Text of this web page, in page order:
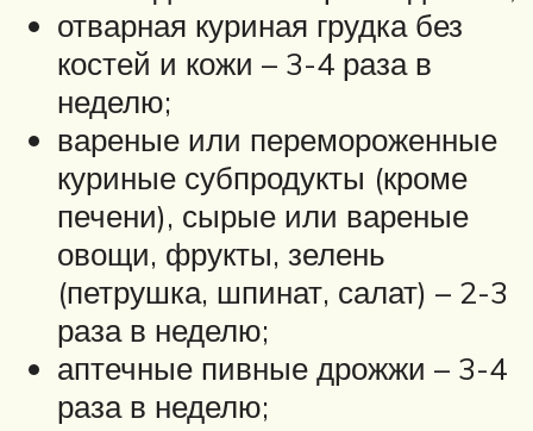
отварная куриная грудка без
костей и кожи – 3-4 раза в
неделю;
вареные или перемороженные
куриные субпродукты (кроме
печени), сырые или вареные
овощи, фрукты, зелень
(петрушка, шпинат, салат) – 2-3
раза в неделю;
аптечные пивные дрожжи – 3-4
раза в неделю;